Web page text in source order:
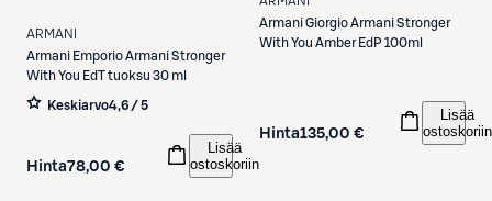
ARMANI
Armani Emporio Armani Stronger
With You EdT tuoksu 30 ml
Keskiarvo4,6 / 5
Hinta78,00 €
Lisää
ostoskoriin
ArmaniGiorgio Armani Stronger
With You Amber EdP 100ml
Hinta135,00 €
Lisää
ostoskoriin